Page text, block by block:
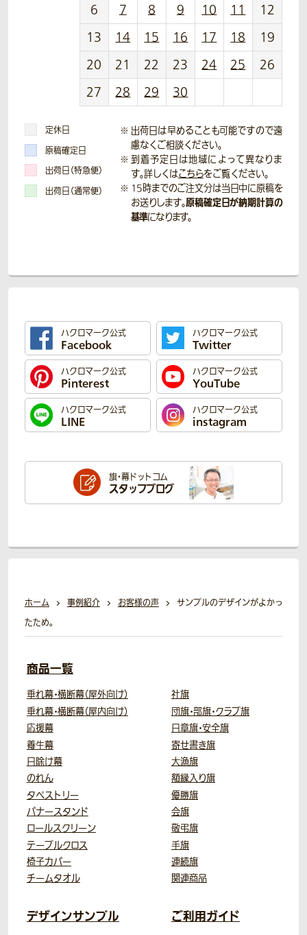
6
7 8 9 10 11
12
13
14 15 16 17 18
19
20
21 22 23 24 25
26
27
28 29 30
定休日
原稿確定日
出荷日（特急便）
出荷日（通常便）
出荷日は早めることも可能ですので遠
慮なくご相談ください。
到着予定日は地域によって異なりま
す。詳しくはこちらをご覧ください。
15時までのご注文分は当日中に原稿を
お送りします。原稿確定日が納期計算の
基準になります。
ハクロマーク公式
Facebook
ハクロマーク公式
Twitter
ハクロマーク公式
Pinterest
ハクロマーク公式
YouTube
ハクロマーク公式
LINE
ハクロマーク公式
instagram
旗・幕ドットコム
スタッフブログ
ホーム 事例紹介 お客様の声
サンプルのデザインがよかっ
たため。
商品一覧
垂れ幕・横断幕（屋外向け）
垂れ幕・横断幕（屋内向け）
応援幕
養生幕
日除け幕
のれん
タペストリー
バナースタンド
ロールスクリーン
テーブルクロス
椅子カバー
チームタオル
社旗
団旗・部旗・クラブ旗
日章旗・安全旗
寄せ書き旗
大漁旗
額縁入り旗
優勝旗
会旗
敬弔旗
手旗
連続旗
関連商品
デザインサンプル
ご利用ガイド